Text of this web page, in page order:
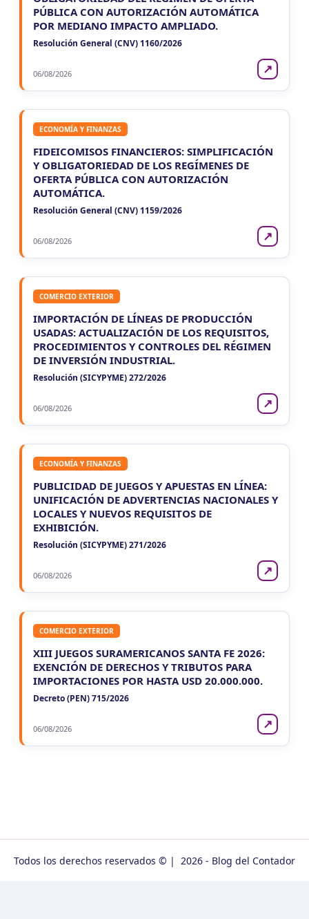
PÚBLICA CON AUTORIZACIÓN AUTOMÁTICA
POR MEDIANO IMPACTO AMPLIADO.
Resolución General (CNV) 1160/2026
06/08/2026 ↗
ECONOMÍA Y FINANZAS
FIDEICOMISOS FINANCIEROS: SIMPLIFICACIÓN
Y OBLIGATORIEDAD DE LOS REGÍMENES DE
OFERTA PÚBLICA CON AUTORIZACIÓN
AUTOMÁTICA.
Resolución General (CNV) 1159/2026
06/08/2026 ↗
COMERCIO EXTERIOR
IMPORTACIÓN DE LÍNEAS DE PRODUCCIÓN
USADAS: ACTUALIZACIÓN DE LOS REQUISITOS,
PROCEDIMIENTOS Y CONTROLES DEL RÉGIMEN
DE INVERSIÓN INDUSTRIAL.
Resolución (SICYPYME) 272/2026
06/08/2026 ↗
ECONOMÍA Y FINANZAS
PUBLICIDAD DE JUEGOS Y APUESTAS EN LÍNEA:
UNIFICACIÓN DE ADVERTENCIAS NACIONALES Y
LOCALES Y NUEVOS REQUISITOS DE
EXHIBICIÓN.
Resolución (SICYPYME) 271/2026
06/08/2026 ↗
COMERCIO EXTERIOR
XIII JUEGOS SURAMERICANOS SANTA FE 2026:
EXENCIÓN DE DERECHOS Y TRIBUTOS PARA
IMPORTACIONES POR HASTA USD 20.000.000.
Decreto (PEN) 715/2026
06/08/2026 ↗
Todos los derechos reservados © | 2026 - Blog del Contador